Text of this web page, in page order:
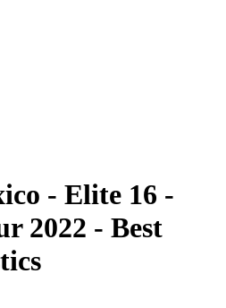
- Elite 16 -
2022 - Best